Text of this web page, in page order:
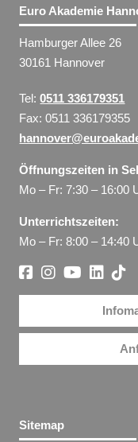
Euro Akademie
Hamburger Allee 26
30161 Hannover
Tel:0511 336179351
Fax: 0511 336179355
Öffnungszeiten in
Mo – Fr: 7:30 – 16:00
Unterrichtszeiten:
Mo – Fr: 8:00 – 14:40
Sitemap